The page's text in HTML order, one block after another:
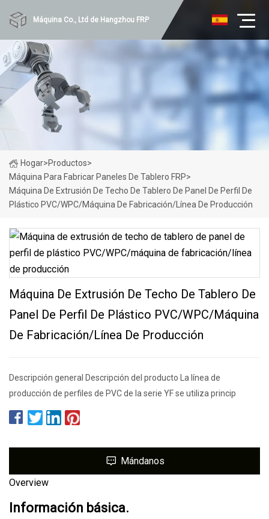
Máquina Co., Ltd de Hangzhou FRP
Hogar>Productos>
Máquina Para Fabricar Paneles De Tablero FRP>
Máquina De Extrusión De Techo De Tablero De Panel De Perfil De
Plástico PVC/WPC/máquina De Fabricación/línea De Producción
Máquina De Extrusión De Techo De Tablero De
Panel De Perfil De Plástico PVC/WPC/máquina
De Fabricación/línea De Producción
Descripción general Descripción del producto La línea de
producción de perfiles de PVC de la serie YF se utiliza princip
Mándanos
Overview
Información básica.